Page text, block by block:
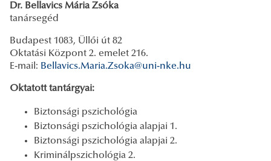
Dr. Bellavics Mária Zsóka
tanársegéd
Budapest 1083, Üllői út 82
Oktatási Központ 2. emelet 216.
E-mail: Bellavics.Maria.Zsoka@uni-nke.hu
Oktatott tantárgyai:
Biztonsági pszichológia
Biztonsági pszichológia alapjai 1.
Biztonsági pszichológia alapjai 2.
Kriminálpszichológia 2.